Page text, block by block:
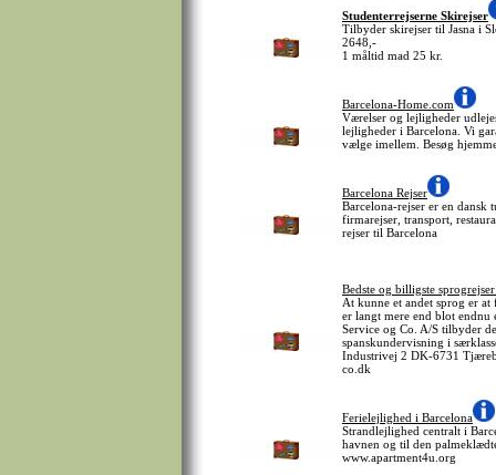
Studenterrejserne Skirejser
Tilbyder skirejser til Jasna i
2648,-
1 måltid mad 25 kr.
Barcelona-Home.com
Værelser og lejligheder
lejligheder i Barcelona. Vi
vælge imellem. Besøg
Barcelona Rejser
Barcelona-rejser er en dansk
firmarejser, transport,
rejser til Barcelona
Bedste og billigste
At kunne et andet sprog er
er langt mere end blot endnu
Service og Co. A/S tilbyder
spanskundervisning i
Industrivej 2 DK-6731
co.dk
Ferielejlighed i Barcelona
Strandlejlighed centralt i
havnen og til den
www.apartment4u.org